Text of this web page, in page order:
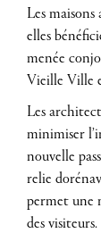
Les
elles
menée
Vieille Ville
Les
minimiser
nouvelle
relie
permet une
des visiteurs.